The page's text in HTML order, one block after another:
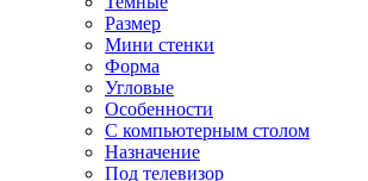
Размер
Мини стенки
Форма
Угловые
Особенности
С компьютерным столом
Назначение
Под телевизор